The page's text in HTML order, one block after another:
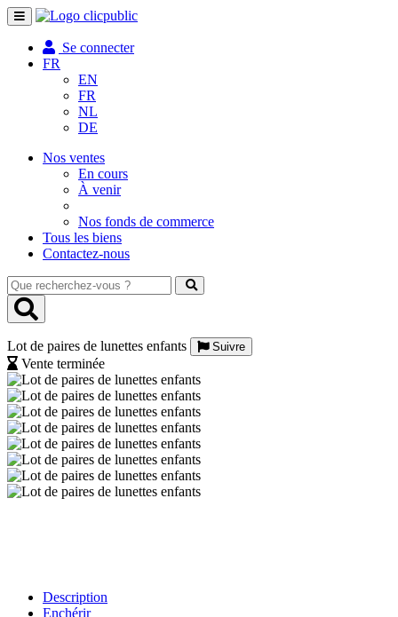
Toggle
navigation
Se connecter
FR
EN
FR
NL
DE
Nos ventes
En cours
À venir
Nos fonds de commerce
Tous les biens
Contactez-nous
Que
recherchez-
vous
Lot de paires de lunettes enfants
Suivre
Vente terminée
Description
Enchérir